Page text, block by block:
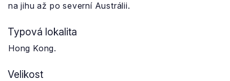
na jihu až po severní Austrálii.
Typová lokalita
Hong Kong.
Velikost